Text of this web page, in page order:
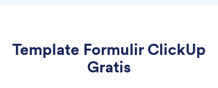
Template Formulir ClickUp
Gratis